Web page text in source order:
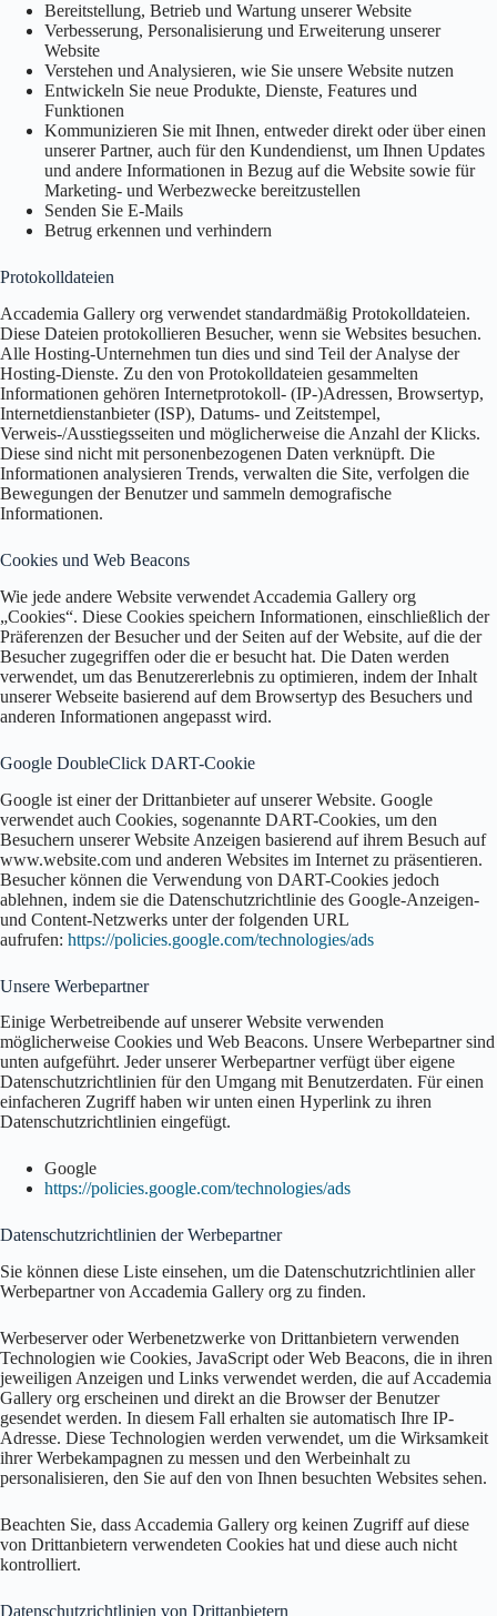
Bereitstellung, Betrieb und Wartung unserer Website
Verbesserung, Personalisierung und Erweiterung unserer
Website
Verstehen und Analysieren, wie Sie unsere Website nutzen
Entwickeln Sie neue Produkte, Dienste, Features und
Funktionen
Kommunizieren Sie mit Ihnen, entweder direkt oder über einen
unserer Partner, auch für den Kundendienst, um Ihnen Updates
und andere Informationen in Bezug auf die Website sowie für
Marketing- und Werbezwecke bereitzustellen
Senden Sie E-Mails
Betrug erkennen und verhindern
Protokolldateien
Accademia Gallery org verwendet standardmäßig Protokolldateien.
Diese Dateien protokollieren Besucher, wenn sie Websites besuchen.
Alle Hosting-Unternehmen tun dies und sind Teil der Analyse der
Hosting-Dienste. Zu den von Protokolldateien gesammelten
Informationen gehören Internetprotokoll- (IP-)Adressen, Browsertyp,
Internetdienstanbieter (ISP), Datums- und Zeitstempel,
Verweis-/Ausstiegsseiten und möglicherweise die Anzahl der Klicks.
Diese sind nicht mit personenbezogenen Daten verknüpft. Die
Informationen analysieren Trends, verwalten die Site, verfolgen die
Bewegungen der Benutzer und sammeln demografische
Informationen.
Cookies und Web Beacons
Wie jede andere Website verwendet Accademia Gallery org
„Cookies“. Diese Cookies speichern Informationen, einschließlich der
Präferenzen der Besucher und der Seiten auf der Website, auf die der
Besucher zugegriffen oder die er besucht hat. Die Daten werden
verwendet, um das Benutzererlebnis zu optimieren, indem der Inhalt
unserer Webseite basierend auf dem Browsertyp des Besuchers und
anderen Informationen angepasst wird.
Google DoubleClick DART-Cookie
Google ist einer der Drittanbieter auf unserer Website. Google
verwendet auch Cookies, sogenannte DART-Cookies, um den
Besuchern unserer Website Anzeigen basierend auf ihrem Besuch auf
www.website.com und anderen Websites im Internet zu präsentieren.
Besucher können die Verwendung von DART-Cookies jedoch
ablehnen, indem sie die Datenschutzrichtlinie des Google-Anzeigen-
und Content-Netzwerks unter der folgenden URL
aufrufen: https://policies.google.com/technologies/ads
Unsere Werbepartner
Einige Werbetreibende auf unserer Website verwenden
möglicherweise Cookies und Web Beacons. Unsere Werbepartner sind
unten aufgeführt. Jeder unserer Werbepartner verfügt über eigene
Datenschutzrichtlinien für den Umgang mit Benutzerdaten. Für einen
einfacheren Zugriff haben wir unten einen Hyperlink zu ihren
Datenschutzrichtlinien eingefügt.
Google
https://policies.google.com/technologies/ads
Datenschutzrichtlinien der Werbepartner
Sie können diese Liste einsehen, um die Datenschutzrichtlinien aller
Werbepartner von Accademia Gallery org zu finden.
Werbeserver oder Werbenetzwerke von Drittanbietern verwenden
Technologien wie Cookies, JavaScript oder Web Beacons, die in ihren
jeweiligen Anzeigen und Links verwendet werden, die auf Accademia
Gallery org erscheinen und direkt an die Browser der Benutzer
gesendet werden. In diesem Fall erhalten sie automatisch Ihre IP-
Adresse. Diese Technologien werden verwendet, um die Wirksamkeit
ihrer Werbekampagnen zu messen und den Werbeinhalt zu
personalisieren, den Sie auf den von Ihnen besuchten Websites sehen.
Beachten Sie, dass Accademia Gallery org keinen Zugriff auf diese
von Drittanbietern verwendeten Cookies hat und diese auch nicht
kontrolliert.
Datenschutzrichtlinien von Drittanbietern